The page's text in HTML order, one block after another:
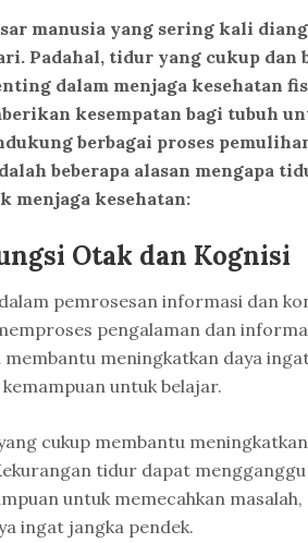
manusia yang sering kali
Padahal, tidur yang cukup dan
dalam menjaga kesehatan
kesempatan bagi tubuh
berbagai proses
beberapa alasan mengapa
menjaga kesehatan:
Otak dan Kognisi
pemrosesan informasi dan
pengalaman dan
meningkatkan daya
untuk belajar.
cukup membantu
tidur dapat
untuk memecahkan masalah,
ingat jangka pendek.